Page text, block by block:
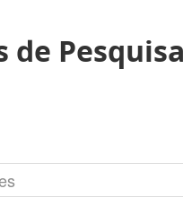
de Pesquisa